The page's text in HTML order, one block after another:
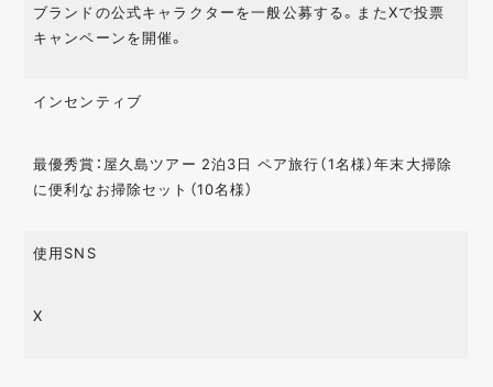
ブランドの公式キャラクターを一般公募する。またXで投票
キャンペーンを開催。
インセンティブ
最優秀賞：屋久島ツアー 2泊3日 ペア旅行（1名様）年末大掃除
に便利なお掃除セット（10名様）
使用SNS
X